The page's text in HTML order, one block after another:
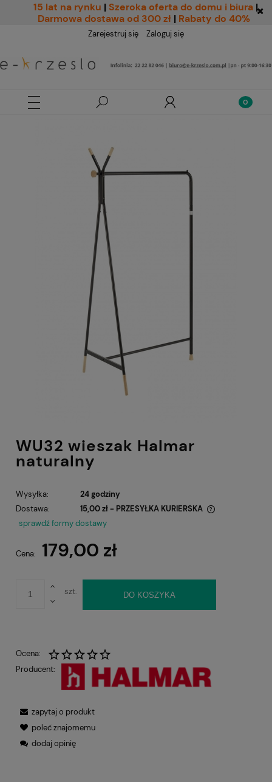
15 lat na rynku | Szeroka oferta do domu i biura |
Darmowa dostawa od 300 zł | Rabaty do 40%
Zarejestruj się Zaloguj się
WU32 wieszak Halmar
naturalny
Wysyłka:
24 godziny
Dostawa:
15,00 zł - PRZESYŁKA KURIERSKA
Cena nie zawiera ewentualnych kosztów płatności
sprawdź formy dostawy
Cena: 179,00 zł
szt. DO KOSZYKA
Ocena:
Producent:
zapytaj o produkt
poleć znajomemu
dodaj opinię